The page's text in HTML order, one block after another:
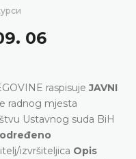
06
raspisujeJAVNI
radnog mjesta
Ustavnog suda BiH
izvršiteljica Opis